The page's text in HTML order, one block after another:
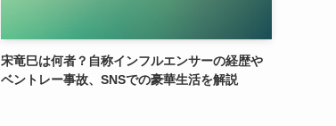
宋竜巳は何者？自称インフルエンサーの経歴や
ベントレー事故、SNSでの豪華生活を解説